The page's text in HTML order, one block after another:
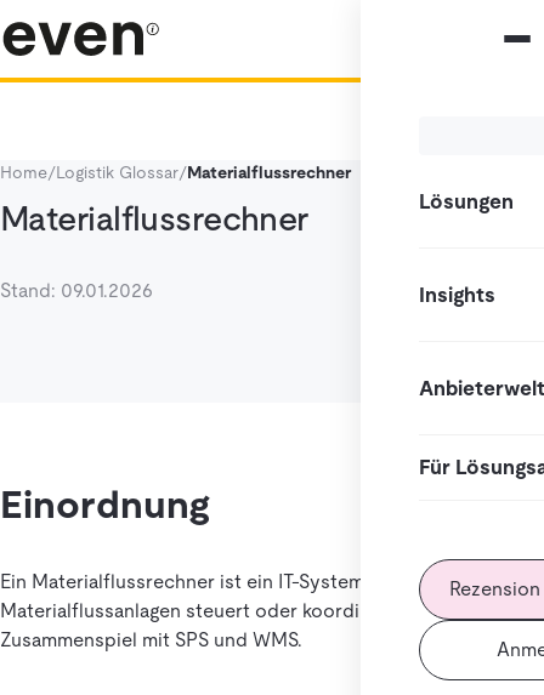
Lösungen
Insights
Anbieterwelt
Für
Home/Logistik Glossar/Materialflussrechner
Materialflussrechner
Stand: 09.01.2026
Einordnung
Ein Materialflussrechner ist ein IT-System, das
Materialflussanlagen steuert oder koordiniert, meist im
Zusammenspiel mit SPS und WMS.